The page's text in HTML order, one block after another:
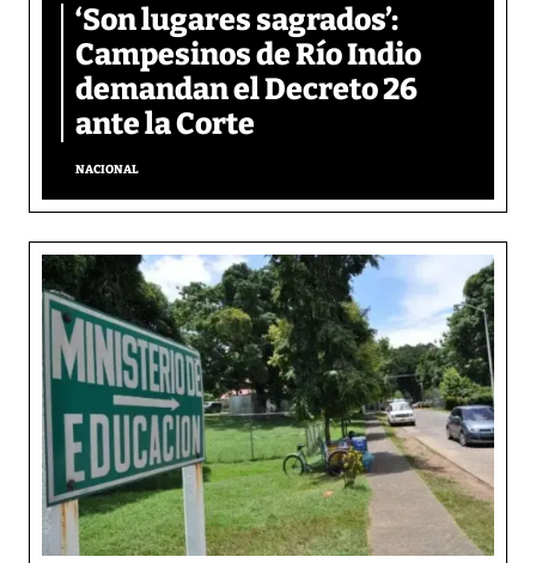
‘Son lugares sagrados’:
Campesinos de Río Indio
demandan el Decreto 26
ante la Corte
NACIONAL